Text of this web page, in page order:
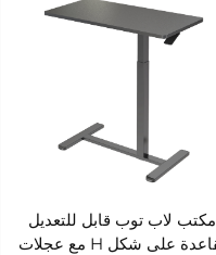
مكتب لاب توب قابل للتعديل
بقاعدة على شكل H مع عجلات